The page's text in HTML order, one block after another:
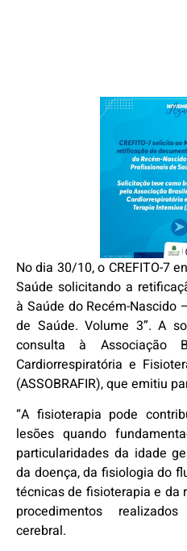
No dia 30/10, o CREFITO-7
Saúde solicitando a
à Saúde do Recém-Nascido
de Saúde. Volume 3”. A
consulta à Associação
Cardiorrespiratória e
(ASSOBRAFIR), que emitiu
“A fisioterapia pode
lesões quando
particularidades da idade
da doença, da fisiologia do
técnicas de fisioterapia e da
procedimentos
cerebral.